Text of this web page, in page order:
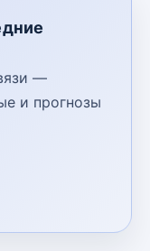
—
и прогнозы